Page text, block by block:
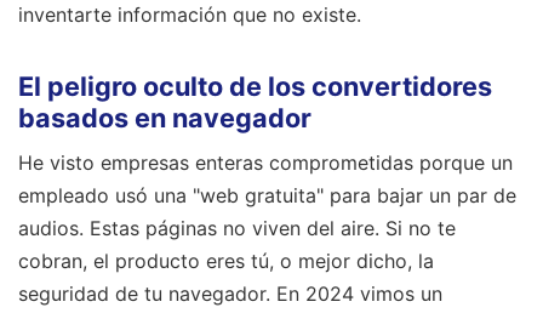
inventarte información que no existe.
El peligro oculto de los convertidores
basados en navegador
He visto empresas enteras comprometidas porque un
empleado usó una "web gratuita" para bajar un par de
audios. Estas páginas no viven del aire. Si no te
cobran, el producto eres tú, o mejor dicho, la
seguridad de tu navegador. En 2024 vimos un